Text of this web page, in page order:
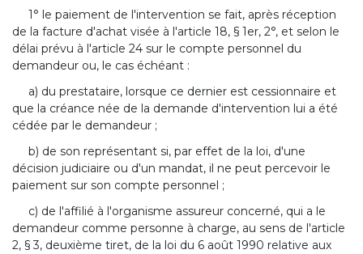
1° le paiement de l'intervention se fait, après réception
de la facture d'achat visée à l'article 18, § 1er, 2°, et selon le
délai prévu à l'article 24 sur le compte personnel du
demandeur ou, le cas échéant :
a) du prestataire, lorsque ce dernier est cessionnaire et
que la créance née de la demande d'intervention lui a été
cédée par le demandeur ;
b) de son représentant si, par effet de la loi, d'une
décision judiciaire ou d'un mandat, il ne peut percevoir le
paiement sur son compte personnel ;
c) de l'affilié à l'organisme assureur concerné, qui a le
demandeur comme personne à charge, au sens de l'article
2, § 3, deuxième tiret, de la loi du 6 août 1990 relative aux